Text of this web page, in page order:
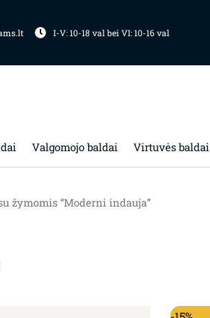
I-V: 10-18 val bei VI: 10-16 val
Valgomojo baldai Virtuvės baldai
žymomis “Moderni indauja”